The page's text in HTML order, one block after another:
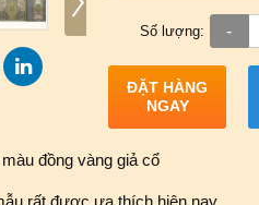
Số lượng: -
ĐẶT HÀNG
NGAY
đồng vàng giả cổ
rất được ưa thích hiên nay